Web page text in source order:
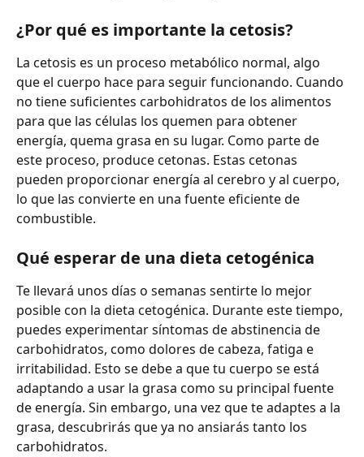
¿Por qué es importante la cetosis?
La cetosis es un proceso metabólico normal, algo
que el cuerpo hace para seguir funcionando. Cuando
no tiene suficientes carbohidratos de los alimentos
para que las células los quemen para obtener
energía, quema grasa en su lugar. Como parte de
este proceso, produce cetonas. Estas cetonas
pueden proporcionar energía al cerebro y al cuerpo,
lo que las convierte en una fuente eficiente de
combustible.
Qué esperar de una dieta cetogénica
Te llevará unos días o semanas sentirte lo mejor
posible con la dieta cetogénica. Durante este tiempo,
puedes experimentar síntomas de abstinencia de
carbohidratos, como dolores de cabeza, fatiga e
irritabilidad. Esto se debe a que tu cuerpo se está
adaptando a usar la grasa como su principal fuente
de energía. Sin embargo, una vez que te adaptes a la
grasa, descubrirás que ya no ansiarás tanto los
carbohidratos.